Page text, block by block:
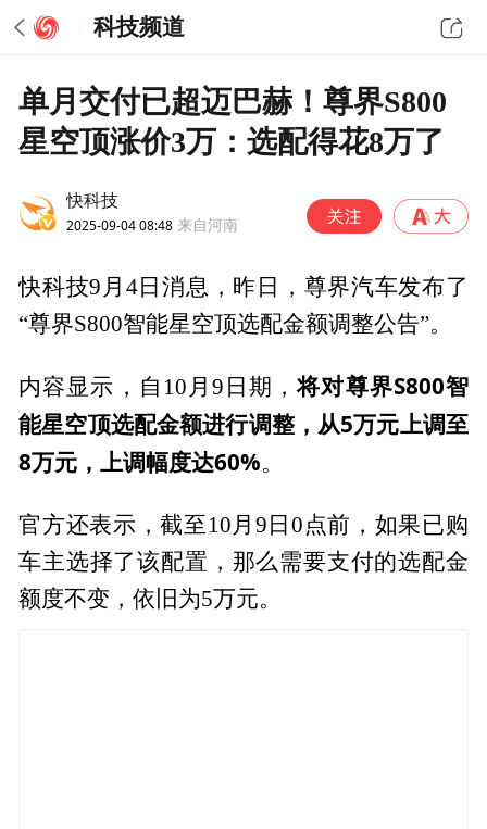
科技频道
单月交付已超迈巴赫！尊界S800
星空顶涨价3万：选配得花8万了
快科技
2025-09-04 08:48 来自河南
快科技9月4日消息，昨日，尊界汽车发布了
“尊界S800智能星空顶选配金额调整公告”。
内容显示，自10月9日期，将对尊界S800智
能星空顶选配金额进行调整，从5万元上调至
8万元，上调幅度达60%。
官方还表示，截至10月9日0点前，如果已购
车主选择了该配置，那么需要支付的选配金
额度不变，依旧为5万元。